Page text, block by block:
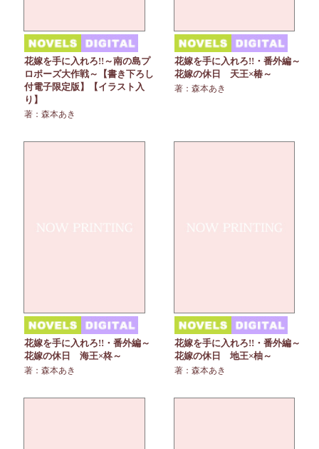
花嫁を手に入れろ!!～南の島プ
ロポーズ大作戦～【書き下ろし
付電子限定版】【イラスト入
り】
著：森本あき
花嫁を手に入れろ!!・番外編～
花嫁の休日 天王×椿～
著：森本あき
花嫁を手に入れろ!!・番外編～
花嫁の休日 海王×柊～
著：森本あき
花嫁を手に入れろ!!・番外編～
花嫁の休日 地王×柚～
著：森本あき